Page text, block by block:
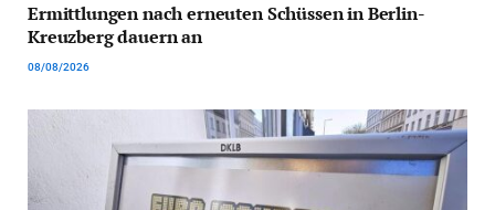
Ermittlungen nach erneuten Schüssen in Berlin-
Kreuzberg dauern an
08/08/2026